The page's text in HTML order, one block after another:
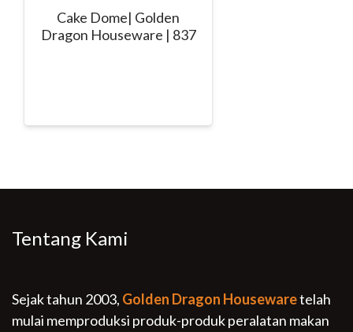
Cake Dome| Golden
Dragon Houseware | 837
Tentang Kami
Sejak tahun 2003, Golden Dragon Housewaretelah
mulai memproduksi produk-produk peralatan makan